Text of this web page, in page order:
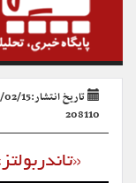
تاریخ انتشار:1404/02/15 - 13:06
208110